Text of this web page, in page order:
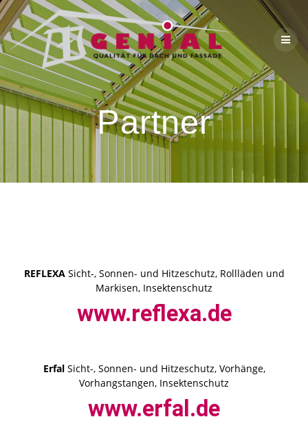
Partner
REFLEXA Sicht-, Sonnen- und Hitzeschutz, Rollläden und
Markisen, Insektenschutz
www.reflexa.de
Erfal Sicht-, Sonnen- und Hitzeschutz, Vorhänge,
Vorhangstangen, Insektenschutz
www.erfal.de